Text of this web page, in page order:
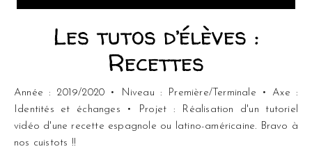
Les tutos d’élèves :
Recettes
Année : 2019/2020 • Niveau : Première/Terminale • Axe :
Identités et échanges • Projet : Réalisation d'un tutoriel
vidéo d'une recette espagnole ou latino-américaine. Bravo à
nos cuistots !!